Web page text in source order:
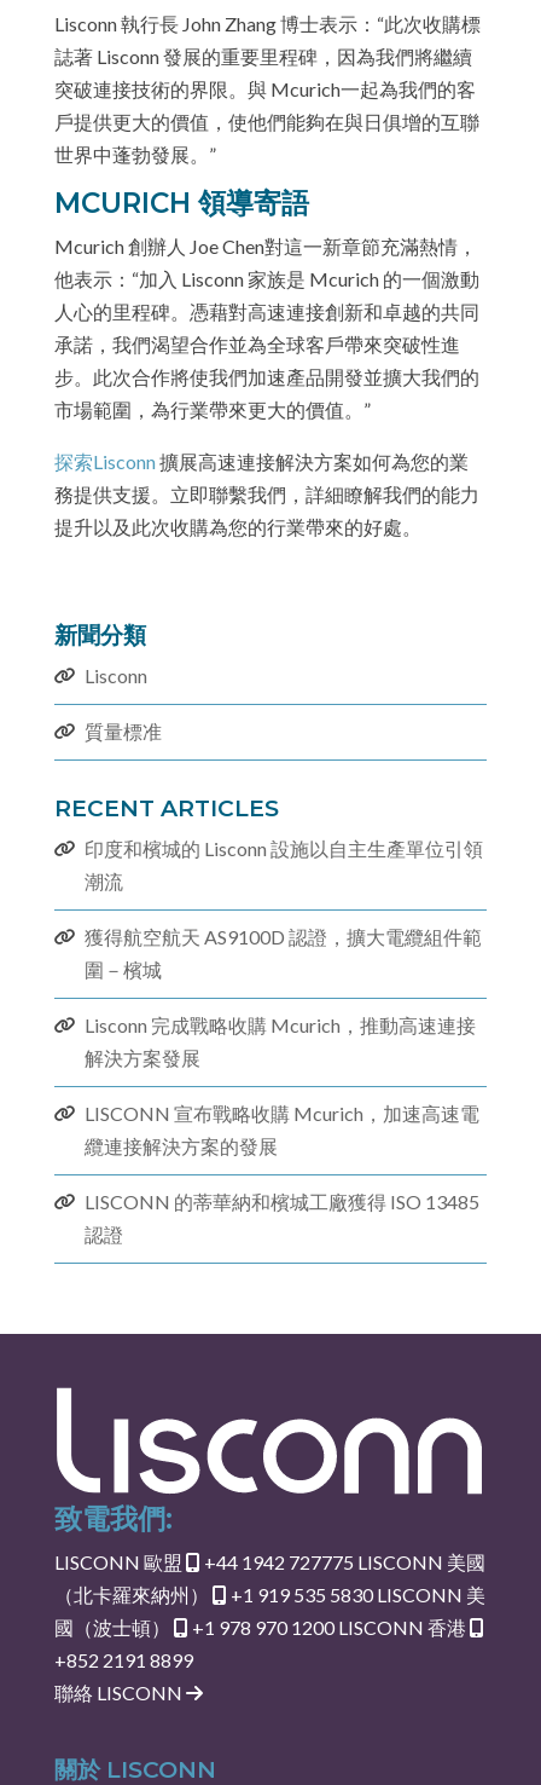
Lisconn 執行長 John Zhang 博士表示：“此次收購標
誌著 Lisconn 發展的重要里程碑，因為我們將繼續
突破連接技術的界限。與 Mcurich一起為我們的客
戶提供更大的價值，使他們能夠在與日俱增的互聯
世界中蓬勃發展。”
MCURICH 領導寄語
Mcurich 創辦人 Joe Chen對這一新章節充滿熱情，
他表示：“加入 Lisconn 家族是 Mcurich 的一個激動
人心的里程碑。憑藉對高速連接創新和卓越的共同
承諾，我們渴望合作並為全球客戶帶來突破性進
步。此次合作將使我們加速產品開發並擴大我們的
市場範圍，為行業帶來更大的價值。”
探索Lisconn擴展高速連接解決方案如何為您的業
務提供支援。立即聯繫我們，詳細瞭解我們的能力
提升以及此次收購為您的行業帶來的好處。
新聞分類
Lisconn
質量標准
RECENT ARTICLES
印度和檳城的 Lisconn 設施以自主生產單位引領
潮流
獲得航空航天 AS9100D 認證，擴大電纜組件範
圍－檳城
Lisconn 完成戰略收購 Mcurich，推動高速連接
解決方案發展
LISCONN 宣布戰略收購 Mcurich，加速高速電
纜連接解決方案的發展
LISCONN 的蒂華納和檳城工廠獲得 ISO 13485
認證
致電我們:
LISCONN 歐盟 +44 1942 727775 LISCONN 美國
（北卡羅來納州）
+1 919 535 5830LISCONN 美
國（波士頓）
+1 978 970 1200LISCONN 香港
+852 2191 8899
聯絡 LISCONN
關於 LISCONN